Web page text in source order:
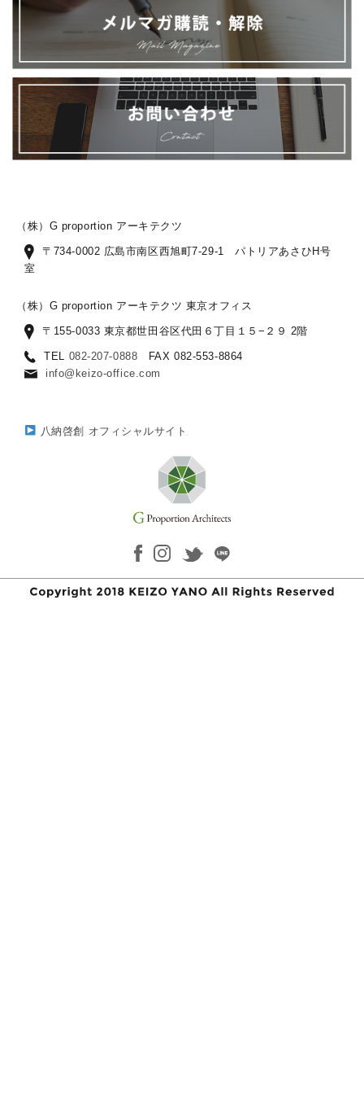
（株）G proportion アーキテクツ
〒734-0002 広島市南区西旭町7-29-1 パトリアあさひH号
室
（株）G proportion アーキテクツ 東京オフィス
〒155-0033 東京都世田谷区代田６丁目１５−２９ 2階
TEL 082-207-0888 FAX 082-553-8864
info@keizo-office.com
八納啓創 オフィシャルサイト